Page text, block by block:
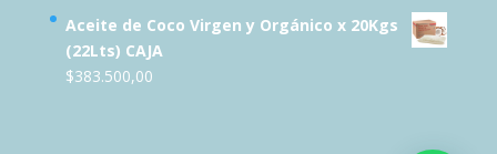
Aceite de Coco Virgen y Orgánico x 20Kgs
(22Lts) CAJA
$383.500,00